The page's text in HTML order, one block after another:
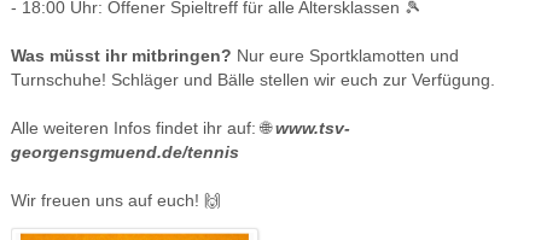
- 18:00 Uhr: Offener Spieltreff für alle Altersklassen 🎾
Was müsst ihr mitbringen? Nur eure Sportklamotten und
Turnschuhe! Schläger und Bälle stellen wir euch zur Verfügung.
Alle weiteren Infos findet ihr auf: 🌐www.tsv-
georgensgmuend.de/tennis
Wir freuen uns auf euch! 🙌